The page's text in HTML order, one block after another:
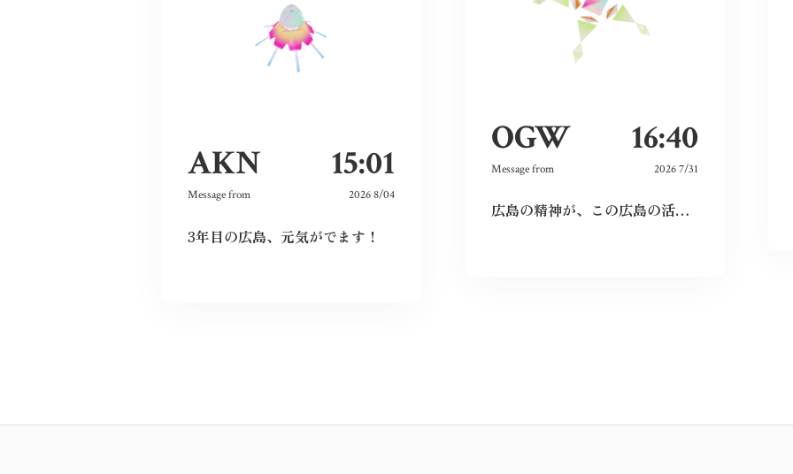
AKN 15:01
Message from 2026 8/04
3年目の広島、元気がでます！
OGW 16:40
Message from 2026 7/31
広島の精神が、この広島の活気の源何だと感じました。